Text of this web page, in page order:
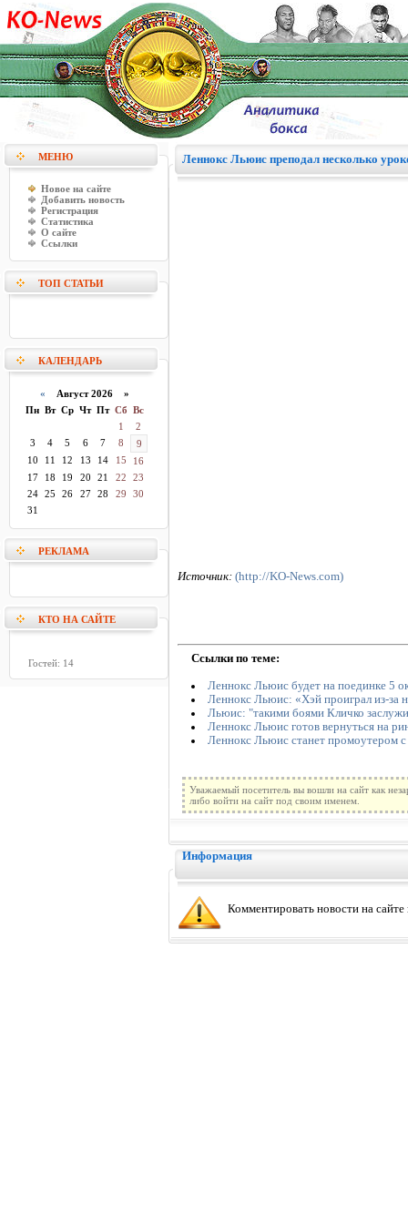
МЕНЮ
Новое на сайте
Добавить новость
Регистрация
Статистика
О сайте
Ссылки
ТОП СТАТЬИ
КАЛЕНДАРЬ
« Август 2026 »
Пн Вт Ср Чт Пт Сб Вс
1
2
3
4 5 6 7 8
9
10
11 12 13 14 15
16
17
18 19 20 21 22
23
24
25 26 27 28 29
30
31
РЕКЛАМА
КТО НА САЙТЕ
Гостей: 14
Леннокс Льюис преподал несколько
Источник: (http://KO-News.com)
Ссылки по теме:
Леннокс Льюис будет на поединке 5
Леннокс Льюис: «Хэй проиграл из-за
Льюис: "такими боями Кличко
Леннокс Льюис готов вернуться на
Леннокс Льюис станет промоутером с
Уважаемый посетитель вы вошли на сайт как
либо войти на сайт под своим именем.
Информация
Комментировать новости на